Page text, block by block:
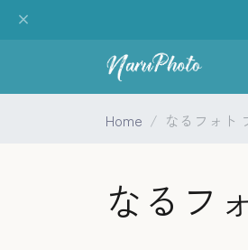
Home なるフォト
なるフ